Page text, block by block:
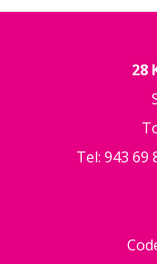
28
Tel: 943 69